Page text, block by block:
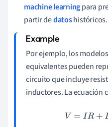
machine learningpara
partir dedatoshistóricos.
Por ejemplo, los
equivalentes pueden
circuito que incluye
inductores. La ecuación
V= IR+